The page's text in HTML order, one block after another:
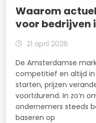
Waarom
voor bedrijven
21 april 2026
De Amsterdamse
competitief en altijd in
starten, prijzen
voortdurend. In zo’n
ondernemers steeds
baseren op